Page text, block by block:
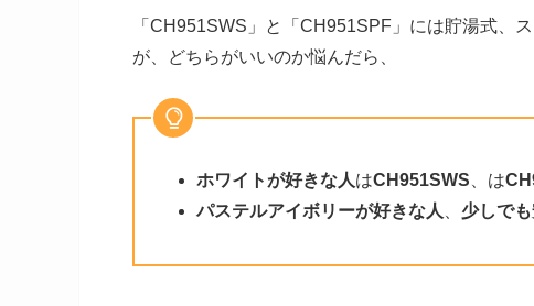
「CH951SWS」と「CH951SPF」には貯湯式、
が、どちらがいいのか悩んだら、
ホワイトが好きな人はCH951SWS 、は
パステルアイボリーが好きな人
少しで